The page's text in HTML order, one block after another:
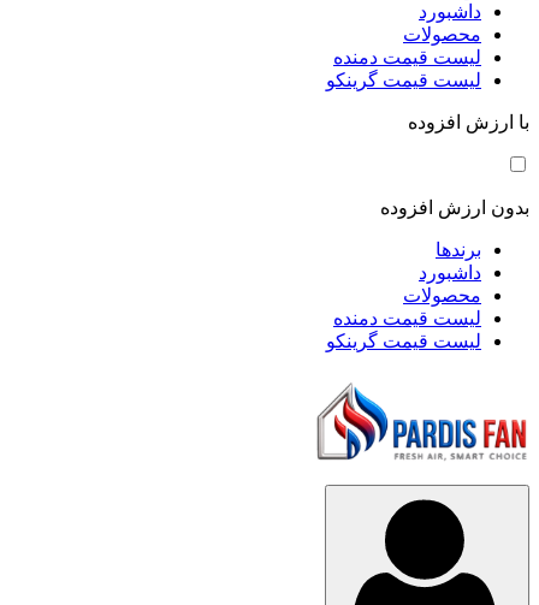
داشبورد
محصولات
لیست قیمت دمنده
لیست قیمت گرینکو
با ارزش افزوده
بدون ارزش افزوده
برندها
داشبورد
محصولات
لیست قیمت دمنده
لیست قیمت گرینکو